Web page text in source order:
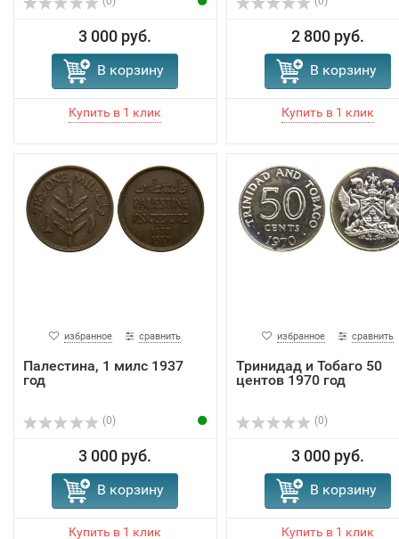
3 000 руб.
В корзину
2 800 руб.
В корзину
избранное сравнить
Палестина, 1 милс 1937
год
(0)
3 000 руб.
В корзину
избранное сравнить
Тринидад и Тобаго 50
центов 1970 год
(0)
3 000 руб.
В корзину